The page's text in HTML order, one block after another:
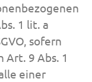
1 lit. a
sofern
9 Abs. 1
einer